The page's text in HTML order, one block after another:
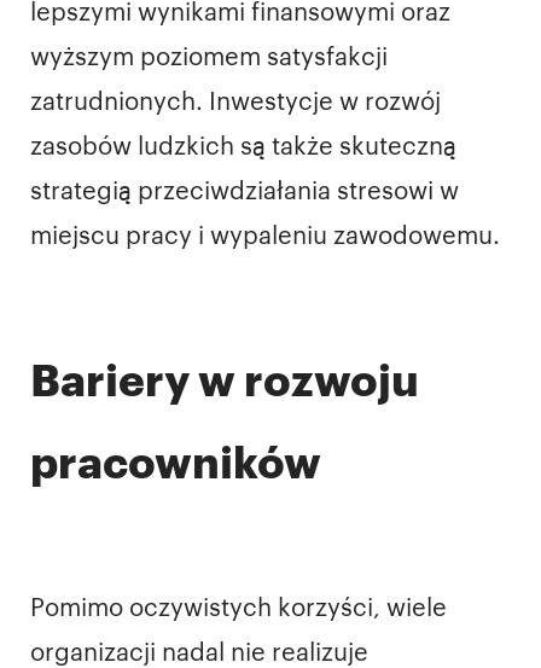
lepszymi wynikami finansowymi oraz
wyższym poziomem satysfakcji
zatrudnionych. Inwestycje w rozwój
zasobów ludzkich są także skuteczną
strategią przeciwdziałania stresowi w
miejscu pracy i wypaleniu zawodowemu.
Bariery w rozwoju
pracowników
Pomimo oczywistych korzyści, wiele
organizacji nadal nie realizuje